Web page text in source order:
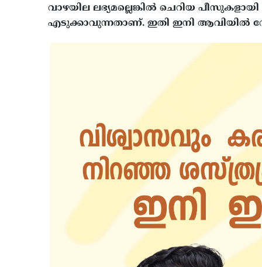
വാഴയില ലഭ്യമല്ലെങ്കിൽ ചെറിയ
എടുക്കാവുന്നതാണ്. ഇതി ഇനി ആവിയിൽ